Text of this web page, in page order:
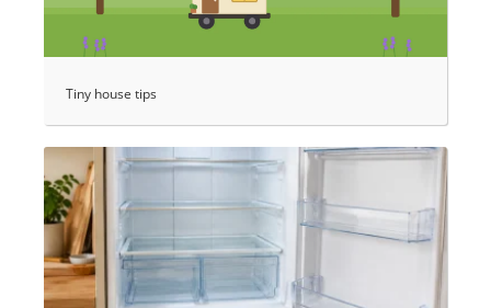
Tiny house tips